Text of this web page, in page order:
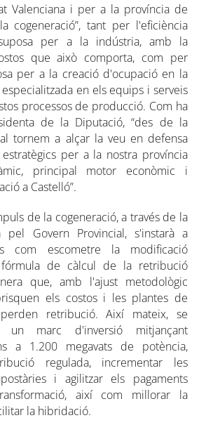
Valenciana i per a la província de
cogeneració”, tant per l'eficiència
per a la indústria, amb la
que això comporta, com per
per a la creació d'ocupació en la
en els equips i serveis
processos de producció. Com ha
de la Diputació, “des de la
tornem a alçar la veu en defensa
per a la nostra província
principal motor econòmic i
a Castelló”.
de la cogeneració, a través de la
pel Govern Provincial, s'instarà a
com escometre la modificació
de càlcul de la retribució
que, amb l'ajust metodològic
els costos i les plantes de
retribució. Així mateix, se
un marc d'inversió mitjançant
a 1.200 megavats de potència,
regulada, incrementar les
i agilitzar els pagaments
així com millorar la
la hibridació.